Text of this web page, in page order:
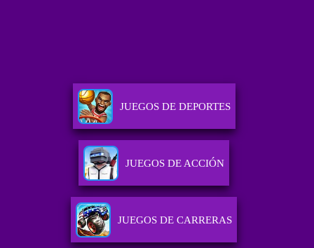
JUEGOS DE DEPORTES
JUEGOS DE ACCIÓN
JUEGOS DE CARRERAS